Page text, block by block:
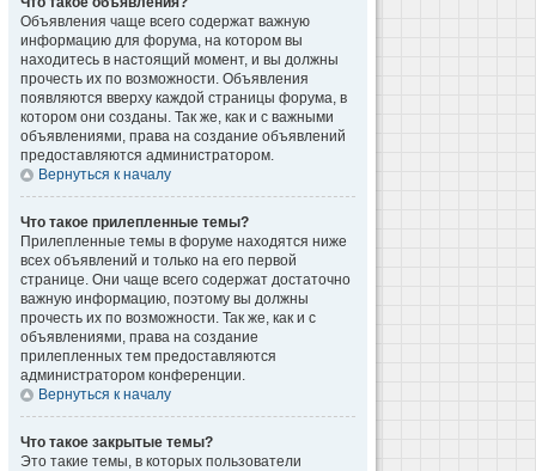
Объявления чаще всего содержат важную
информацию для форума, на котором вы
находитесь в настоящий момент, и вы должны
прочесть их по возможности. Объявления
появляются вверху каждой страницы форума, в
котором они созданы. Так же, как и с важными
объявлениями, права на создание объявлений
предоставляются администратором.
Вернуться к началу
Что такое прилепленные темы?
Прилепленные темы в форуме находятся ниже
всех объявлений и только на его первой
странице. Они чаще всего содержат достаточно
важную информацию, поэтому вы должны
прочесть их по возможности. Так же, как и с
объявлениями, права на создание
прилепленных тем предоставляются
администратором конференции.
Вернуться к началу
Что такое закрытые темы?
Это такие темы, в которых пользователи